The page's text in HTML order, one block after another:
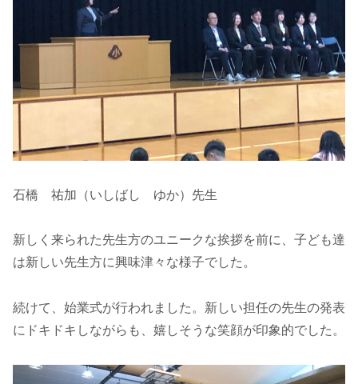
石橋 祐加（いしばし ゆか）先生
新しく来られた先生方のユニークな挨拶を前に、子ども達
は新しい先生方に興味津々な様子でした。
続けて、始業式が行われました。新しい担任の先生の発表
にドキドキしながらも、嬉しそうな笑顔が印象的でした。